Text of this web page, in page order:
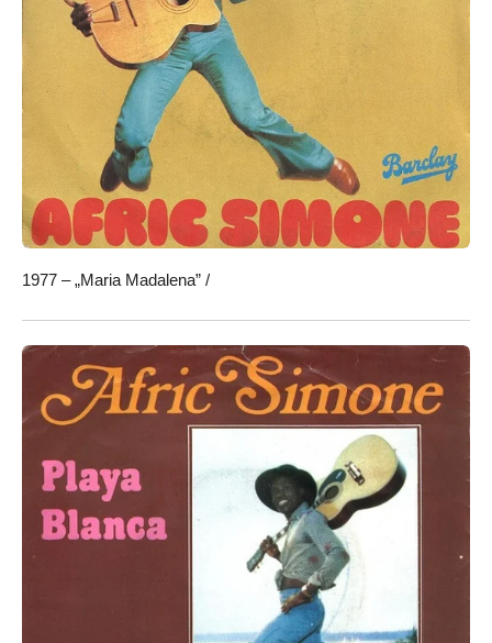
1977 – „Maria Madalena” /